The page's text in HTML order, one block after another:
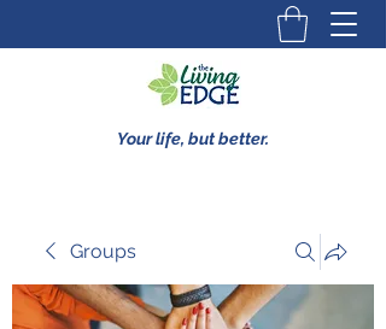
Your life, but better.
Groups